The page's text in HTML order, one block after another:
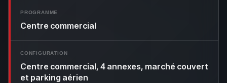
PROGRAMME
Centre commercial
CONFIGURATION
Centre commercial, 4 annexes, marché couvert
et parking aérien